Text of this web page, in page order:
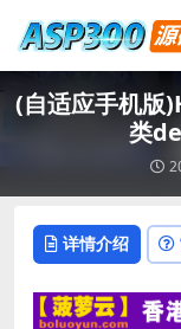
(自适应手机版
类
详情介绍